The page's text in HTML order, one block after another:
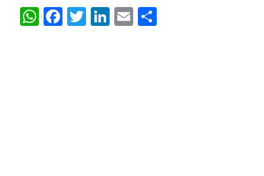
WhatsApp
Facebook
Twitter
LinkedIn
Email